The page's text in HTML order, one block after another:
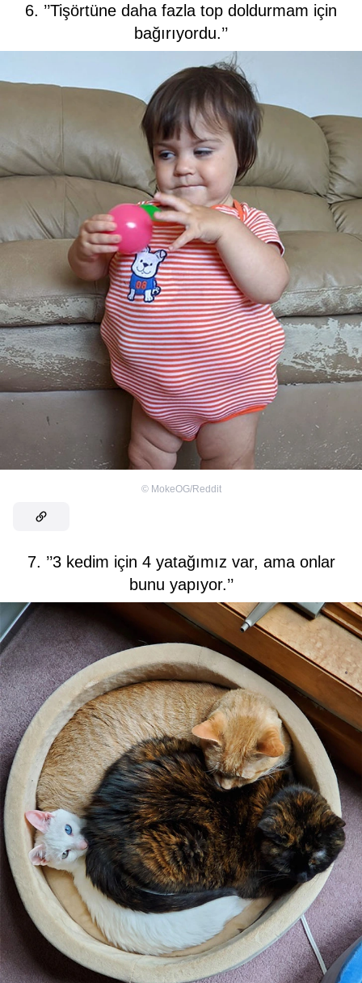
6. ’’Tişörtüne daha fazla top doldurmam için
bağırıyordu.’’
© MokeOG/Reddit
7. ’’3 kedim için 4 yatağımız var, ama onlar
bunu yapıyor.’’